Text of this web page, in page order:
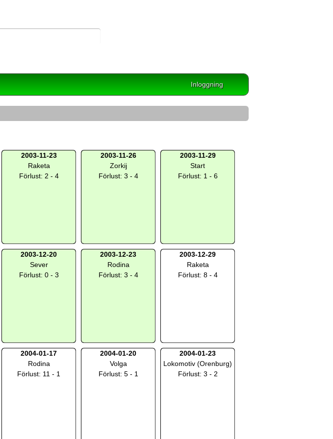
Inloggning
2003-11-23
Raketa
Förlust: 2 - 4
2003-11-26
Zorkij
Förlust: 3 - 4
2003-11-29
Start
Förlust: 1 - 6
2003-12-20
Sever
Förlust: 0 - 3
2003-12-23
Rodina
Förlust: 3 - 4
2003-12-29
Raketa
Förlust: 8 - 4
2004-01-17
Rodina
Förlust: 11 - 1
2004-01-20
Volga
Förlust: 5 - 1
2004-01-23
Lokomotiv (Orenburg)
Förlust: 3 - 2